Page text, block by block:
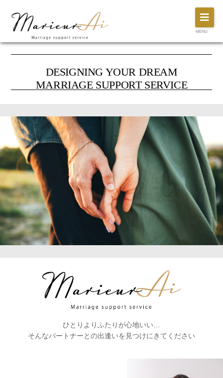
MENU
DESIGNING YOUR DREAM
MARRIAGE SUPPORT SERVICE
ひとりよりふたりが心地いい…
そんなパートナーとの出逢いを見つけにきてください